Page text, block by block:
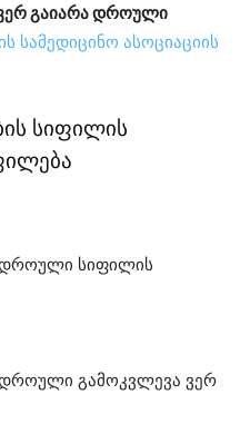
გაიარა დროული
სამედიცინო ასოციაციის
სიფილის
სიფილის
გამოკვლევა ვერ